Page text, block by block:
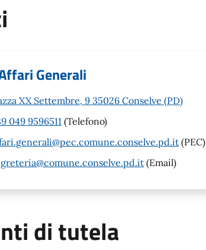
Generali
XX Settembre, 9 35026 Conselve (PD)
049 9596511 (Telefono)
(PEC)
(Email)
di tutela